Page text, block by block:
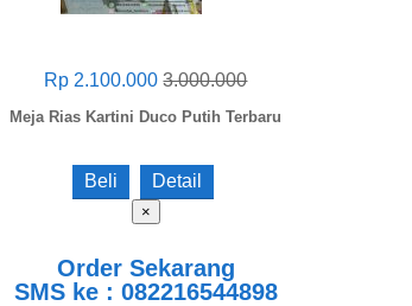
Rp 2.100.0003.000.000
Meja Rias Kartini Duco Putih Terbaru
Beli Detail
×
Order Sekarang
SMS ke : 082216544898